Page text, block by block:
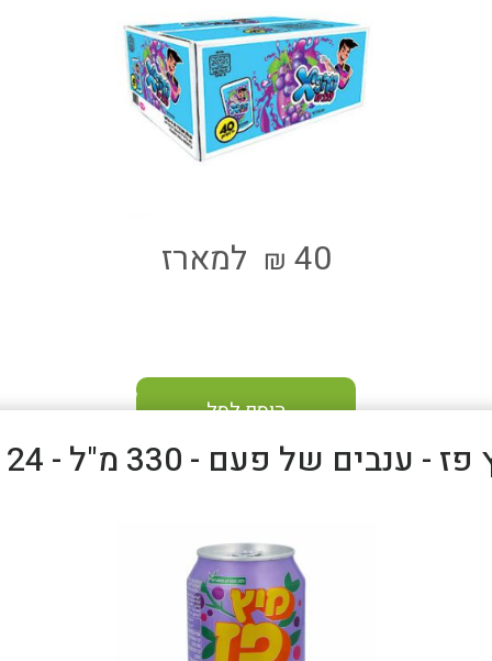
40
₪ למארז
הוסף לסל
- ענבים של פעם - 330 מ"ל - 24 יח'